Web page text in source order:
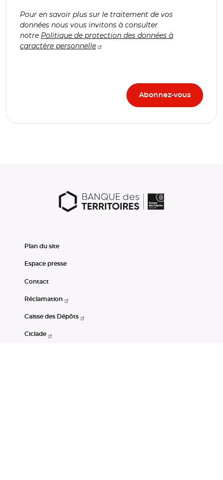
Pour en savoir plus sur le traitement de vos
données nous vous invitons à consulter
notre Politique de protection des données à
caractère personnelle
Plan du site
Espace presse
Contact
Réclamation
Caisse des Dépôts
Ciclade